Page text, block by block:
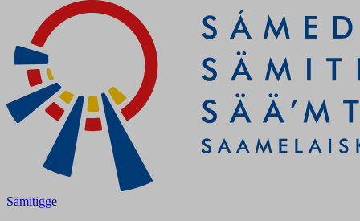
Sämitigge